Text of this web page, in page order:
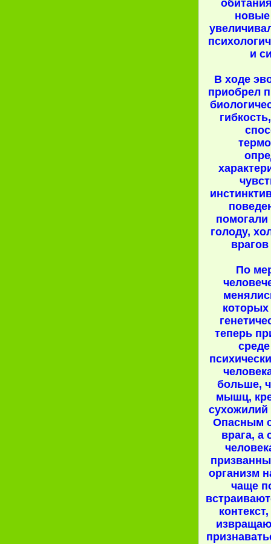
новые
и
В ходе
приобрел
помогали
голоду,
По
теперь
больше,
мышц,
сухожилий
Опасным
врага, а
организм
чаще